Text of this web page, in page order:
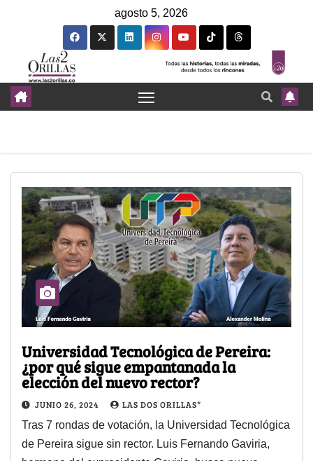
agosto 5, 2026
Universidad Tecnológica de Pereira:
¿por qué sigue empantanada la
elección del nuevo rector?
JUNIO 26, 2024 LAS DOS ORILLAS*
Tras 7 rondas de votación, la Universidad Tecnológica
de Pereira sigue sin rector. Luis Fernando Gaviria,